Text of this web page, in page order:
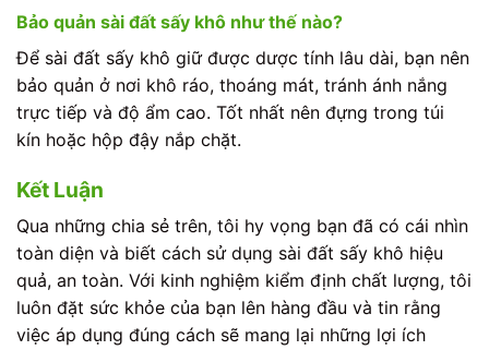
Bảo quản sài đất sấy khô như thế nào?
Để sài đất sấy khô giữ được dược tính lâu dài, bạn nên
bảo quản ở nơi khô ráo, thoáng mát, tránh ánh nắng
trực tiếp và độ ẩm cao. Tốt nhất nên đựng trong túi
kín hoặc hộp đậy nắp chặt.
Kết Luận
Qua những chia sẻ trên, tôi hy vọng bạn đã có cái nhìn
toàn diện và biết cách sử dụng sài đất sấy khô hiệu
quả, an toàn. Với kinh nghiệm kiểm định chất lượng, tôi
luôn đặt sức khỏe của bạn lên hàng đầu và tin rằng
việc áp dụng đúng cách sẽ mang lại những lợi ích